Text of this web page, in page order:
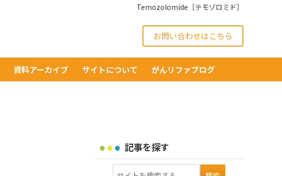
Temozolomide［テモゾロミド］
お問い合わせはこちら
資料アーカイブ サイトについて がんリファブログ
記事を探す